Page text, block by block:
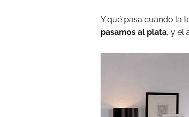
Y qué pasa cuando la
pasamos al plata, y el